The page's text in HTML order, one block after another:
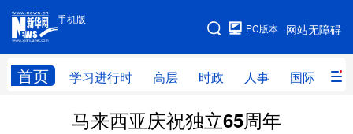
手机版
网站无障碍
PC版本
首页 学习进行时 高层 时政 人事 国际 财
手机版
网站地图
学习进行时 高层 时政
马来西亚庆祝独立65周年